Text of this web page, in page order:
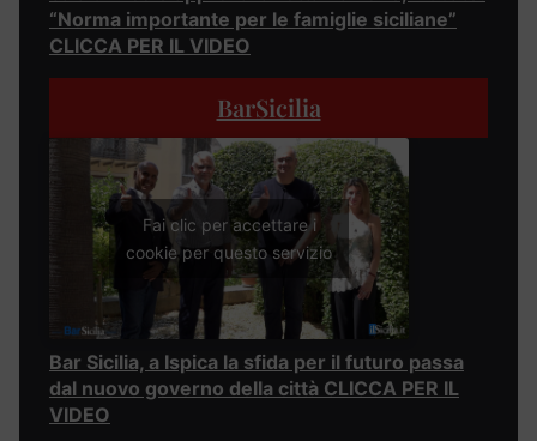
“Norma importante per le famiglie siciliane”
CLICCA PER IL VIDEO
BarSicilia
Fai clic per accettare i
cookie per questo servizio
Bar Sicilia, a Ispica la sfida per il futuro passa
dal nuovo governo della città CLICCA PER IL
VIDEO